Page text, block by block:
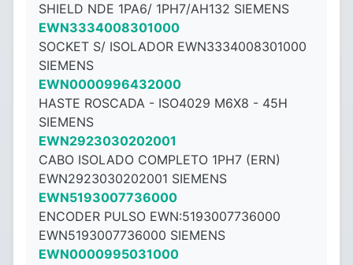
SHIELD NDE 1PA6/ 1PH7/AH132 SIEMENS
EWN3334008301000
SOCKET S/ ISOLADOR EWN3334008301000
SIEMENS
EWN0000996432000
HASTE ROSCADA - ISO4029 M6X8 - ​​45H
SIEMENS
EWN2923030202001
CABO ISOLADO COMPLETO 1PH7 (ERN)
EWN2923030202001 SIEMENS
EWN5193007736000
ENCODER PULSO EWN:5193007736000
EWN5193007736000 SIEMENS
EWN0000995031000